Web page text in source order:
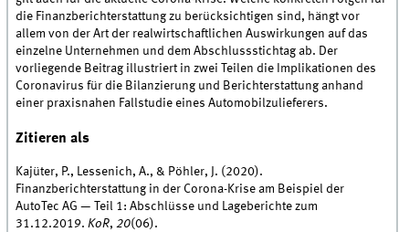
die Finanzberichterstattung zu berücksichtigen sind, hängt vor
allem von der Art der realwirtschaftlichen Auswirkungen auf das
einzelne Unternehmen und dem Abschlussstichtag ab. Der
vorliegende Beitrag illustriert in zwei Teilen die Implikationen des
Coronavirus für die Bilanzierung und Berichterstattung anhand
einer praxisnahen Fallstudie eines Automobilzulieferers.
Zitieren als
Kajüter, P., Lessenich, A., & Pöhler, J. (2020).
Finanzberichterstattung in der Corona-Krise am Beispiel der
AutoTec AG — Teil 1: Abschlüsse und Lageberichte zum
31.12.2019.KoR,20(06).